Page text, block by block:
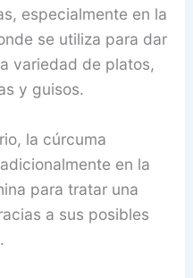
especialmente en la
se utiliza para dar
variedad de platos,
y guisos.
la cúrcuma
en la
para tratar una
a sus posibles